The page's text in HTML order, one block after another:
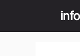
content